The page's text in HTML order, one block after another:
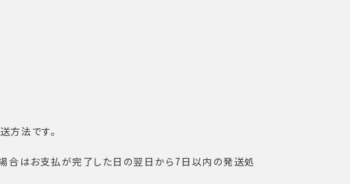
方法です。
合はお支払が完了した日の翌日から7日以内の発送処